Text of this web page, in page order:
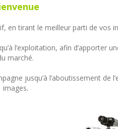
en tirant le meilleur parti de vos
l’exploitation, afin d’apporter
marché.
jusqu’à l’aboutissement
images.